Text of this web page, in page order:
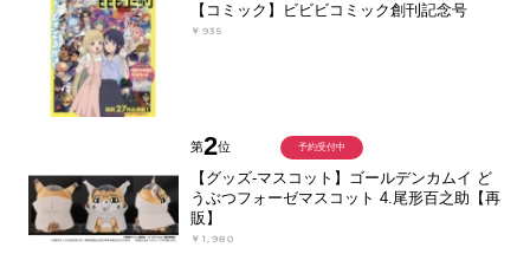
【コミック】ビビビコミック創刊記念号
￥935
第2位
【グッズ-マスコット】ゴールデンカムイ ど
うぶつフォーゼマスコット 4.尾形百之助【再
販】
￥1,980
予約受付中